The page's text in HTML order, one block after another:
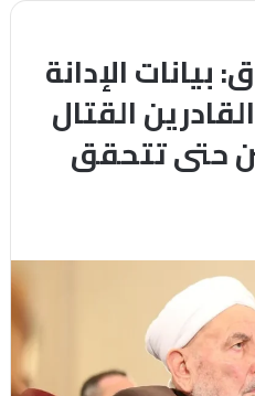
بيانات الإدانة
القتال
حتى تتحقق